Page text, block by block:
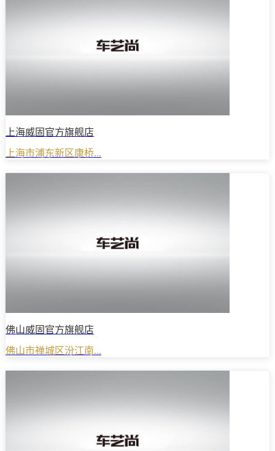
上海威固官方旗舰店
上海市浦东新区康桥...
佛山威固官方旗舰店
佛山市禅城区汾江南...